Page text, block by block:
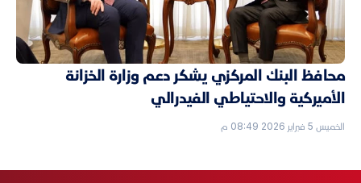
محافظ البنك المركزي يشكر دعم وزارة الخزانة
الأميركية والاحتياطي الفيدرالي
الخميس 5 فبراير 2026 08:49 م